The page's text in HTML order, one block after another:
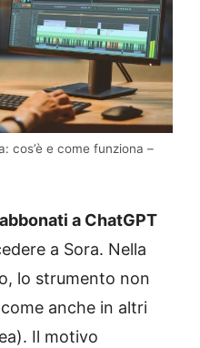
cos’è e come funziona –
a ChatGPT
a Sora. Nella
lo strumento non
anche in altri
Il motivo